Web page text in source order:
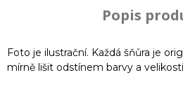
Popis
Foto je ilustrační. Každá šňůra je
mírně lišit odstínem barvy a